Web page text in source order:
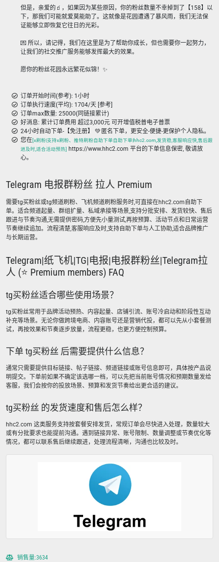
但是，亲爱的🧃，如果因为某些原因，你的粉丝数量不幸掉到了【158】以
下，那我们可能就爱莫能助了。这就像是花园遭遇了暴风雨，我们无法保
证能够立即恢复它往日的光彩。
💌 所以，请记得，我们在这里是为了帮助你成长，但也需要你一起努力，
让我们的社交推广服务能够发挥最大的效果。
愿你的粉丝花园永远繁花似锦！✨
订单开始时间(参考): 1小时
订单执行速度(平均): 1704/天 [参考]
订单max数量: 25000(同链接累计)
好消息: 累计订单费用 超过3,000元 可开增值税普电子普票
24小时自动下单-【免注册】 💚 匿名下单，更安全-便捷-更保护个人隐私。
您在[x刷粉|支持x刷粉、推特刷粉自助下单自助下单|hhc2.com,发货稳,客服响应快,售后跟
进及时,适合活动预热]
https://www.hhc2.com 平台的下单信息保密, 敬请放
心。
Telegram 电报群粉丝 拉人 Premium
需要tg买粉丝或tg频道刷粉、飞机频道刷粉服务时,可直接在hhc2.com自助下
单。适合频道起量、群组扩量、私域承接等场景,支持分批安排、发货较快、售后
跟进与节奏沟通,无需提供密码,方便先小量测试,再按预算、活动节点和日常运营
节奏继续追加。流程清楚,客服响应及时,支持自助下单与人工协助,适合品牌推广
与长期运营。
Telegram|纸飞机|TG|电报|电报群粉丝|Telegram拉
人 (⭐ Premium members) FAQ
tg买粉丝适合哪些使用场景？
tg买粉丝常用于品牌活动预热、内容起量、店铺引流、账号冷启动和阶段性互动
补充等场景。无论你做跨境电商、内容账号还是营销代投，都可以先从小套餐测
试，再按效果和节奏逐步放量，流程更稳，也更方便控制预算。
下单 tg买粉丝 后需要提供什么信息？
通常只需要提供目标链接、帖子链接、频道链接或账号信息即可，具体按产品说
明提交。下单前如果不确定该选哪一档，可以先把当前账号情况和预期数量发给
客服，我们会按你的投放场景、预算和发货节奏给出更合适的建议。
tg买粉丝 的发货速度和售后怎么样？
hhc2.com 这类服务支持按套餐安排发货，常规订单会尽快进入处理，数量较大
或有分批要求也能提前沟通。遇到链接异常、账号限制、数量调整或节奏优化等
情况，都可以联系售后继续跟进，处理流程清晰，沟通也比较及时。
销售量:3634